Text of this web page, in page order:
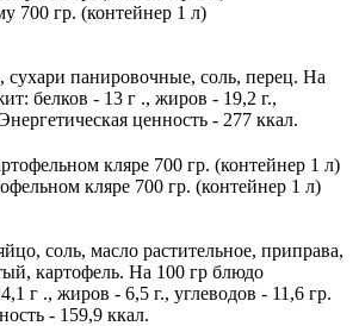
700 гр. (контейнер 1 л)
панировочные, соль, перец. На
белков - 13 г ., жиров - 19,2 г.,
ценность - 277 ккал.
кляре 700 гр. (контейнер 1 л)
соль, масло растительное, приправа,
картофель. На 100 гр блюдо
г ., жиров - 6,5 г., углеводов - 11,6 гр.
- 159,9 ккал.